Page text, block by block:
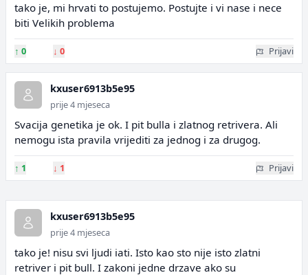
tako je, mi hrvati to postujemo. Postujte i vi nase i nece
biti Velikih problema
↑ 0 ↓ 0 Prijavi
kxuser6913b5e95
prije 4 mjeseca
Svacija genetika je ok. I pit bulla i zlatnog retrivera. Ali
nemogu ista pravila vrijediti za jednog i za drugog.
↑ 1 ↓ 1 Prijavi
kxuser6913b5e95
prije 4 mjeseca
tako je! nisu svi ljudi iati. Isto kao sto nije isto zlatni
retriver i pit bull. I zakoni jedne drzave ako su